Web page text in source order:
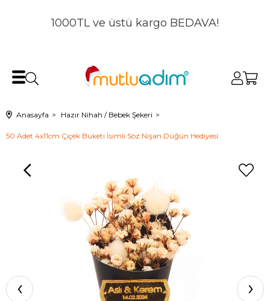
1000TL ve üstü kargo BEDAVA!
Anasayfa Hazır Nihah / Bebek Şekeri
50 Adet 4x11cm Çiçek Buketi İsimli Söz Nişan Düğün Hediyesi
‹ ›